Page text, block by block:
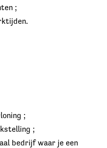
;
;
;
bedrijf waar je een